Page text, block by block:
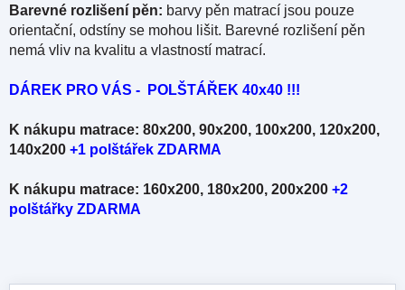
Barevné rozlišení pěn: barvy pěn matrací jsou pouze
orientační, odstíny se mohou lišit. Barevné rozlišení pěn
nemá vliv na kvalitu a vlastností matrací.
DÁREK PRO VÁS - POLŠTÁŘEK 40x40 !!!
K nákupu matrace: 80x200, 90x200, 100x200, 120x200,
140x200 +1 polštářek ZDARMA
K nákupu matrace: 160x200, 180x200, 200x200 +2
polštářky ZDARMA